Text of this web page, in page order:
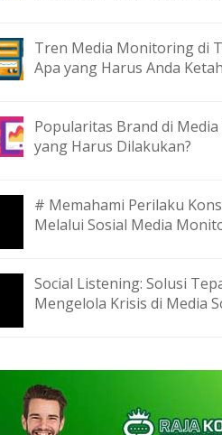
Tren Media Monitoring di
Apa yang Harus Anda
Popularitas Brand di Media
yang Harus Dilakukan?
# Memahami Perilaku
Melalui Sosial Media
Social Listening: Solusi
Mengelola Krisis di Media